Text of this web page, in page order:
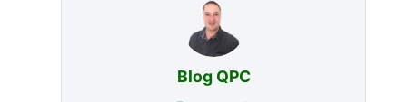
Blog QPC